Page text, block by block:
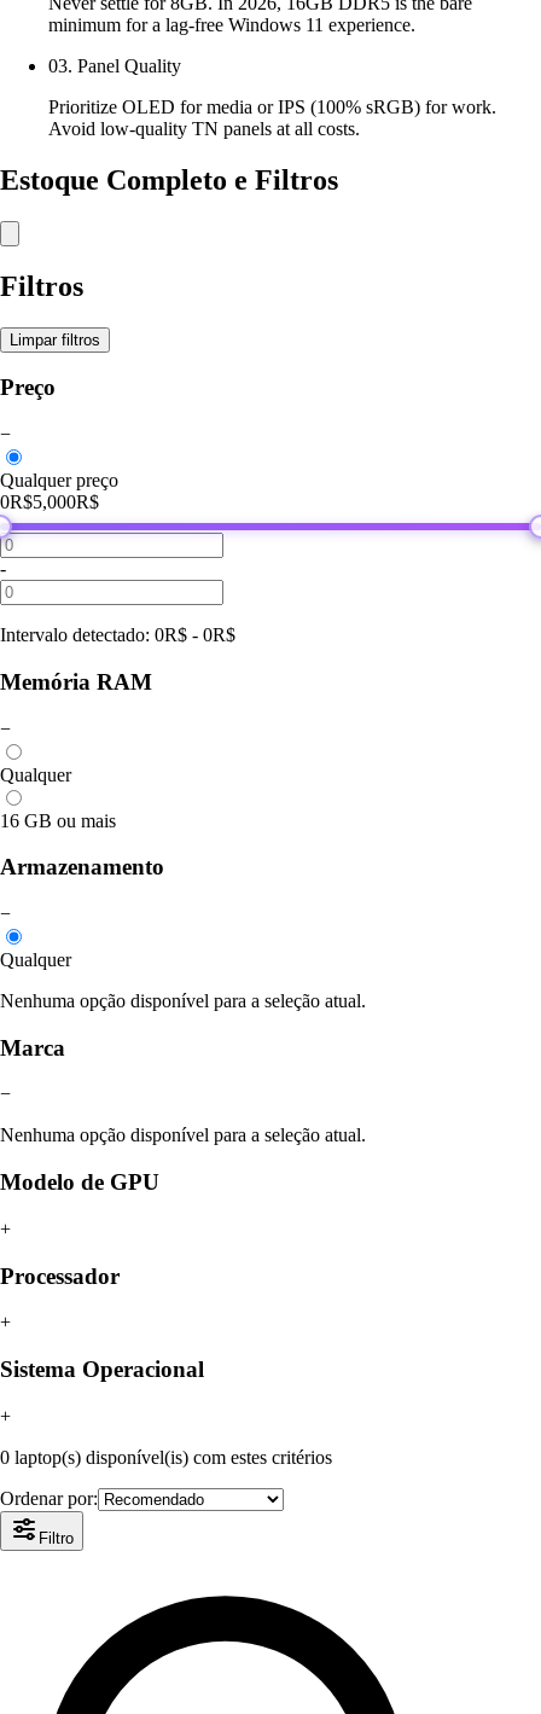
minimum for a lag-free Windows 11 experience.
03. Panel Quality
Prioritize OLED for media or IPS (100% sRGB) for work.
Avoid low-quality TN panels at all costs.
Estoque Completo e Filtros
Filtros
Limpar filtros
Preço
−
Qualquer preço
0R$5,000R$
-
Intervalo detectado: 0R$ - 0R$
Memória RAM
−
Qualquer
16 GB ou mais
Armazenamento
−
Qualquer
Nenhuma opção disponível para a seleção atual.
Marca
−
Nenhuma opção disponível para a seleção atual.
Modelo de GPU
+
Processador
+
Sistema Operacional
+
0 laptop(s) disponível(is) com estes critérios
Ordenar por:
Filtro